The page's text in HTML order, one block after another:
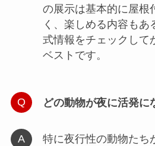
の展示は基本的に屋根
く、楽しめる内容もあ
式情報をチェックして
ベストです。
どの動物が夜に活発に
特に夜行性の動物たち